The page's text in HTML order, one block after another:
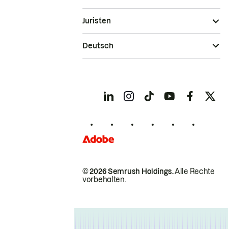
© 2026 Semrush Holdings.Alle Rechte
vorbehalten.
Juristen
Deutsch